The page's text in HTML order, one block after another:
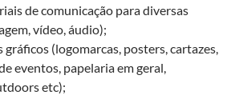
de comunicação para diversas
vídeo, áudio);
gráficos (logomarcas, posters, cartazes,
eventos, papelaria em geral,
etc);